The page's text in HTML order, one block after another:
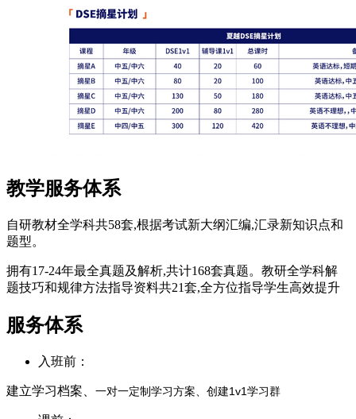
教学服务体系
自研教材全学科共58套,根据考试新大纲汇编,汇录新知识点和
题型。
拥有17-24年最全真题及解析,共计168套真题。教研全学科解
题技巧和规律方法指导资料共21套,全方位指导学生高效提升
服务体系
入班前：
建立学习档案、 一对一定制学习方案、 创建1v1学习群